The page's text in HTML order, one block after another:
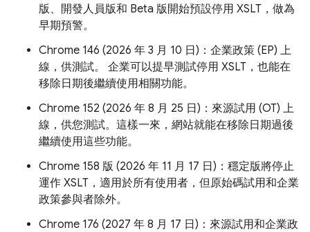
版、開發人員版和 Beta 版開始預設停用 XSLT，做為
早期預警。
Chrome 146 (2026 年 3 月 10 日)：企業政策 (EP) 上
線，供測試。 企業可以提早測試停用 XSLT，也能在
移除日期後繼續使用相關功能。
Chrome 152 (2026 年 8 月 25 日)：來源試用 (OT) 上
線，供您測試。這樣一來，網站就能在移除日期過後
繼續使用這些功能。
Chrome 158 版 (2026 年 11 月 17 日)：穩定版將停止
運作 XSLT，適用於所有使用者，但原始碼試用和企業
政策參與者除外。
Chrome 176 (2027 年 8 月 17 日)：來源試用和企業政